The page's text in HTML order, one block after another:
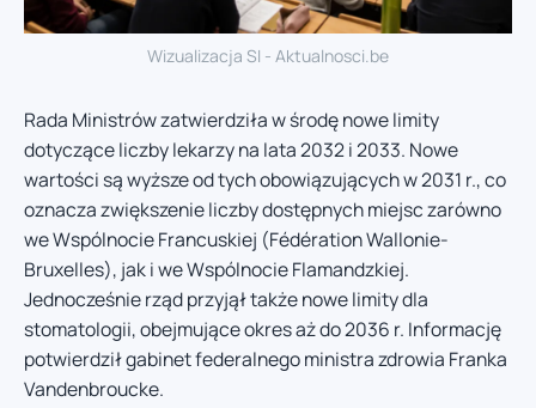
Wizualizacja SI - Aktualnosci.be
Rada Ministrów zatwierdziła w środę nowe limity
dotyczące liczby lekarzy na lata 2032 i 2033. Nowe
wartości są wyższe od tych obowiązujących w 2031 r., co
oznacza zwiększenie liczby dostępnych miejsc zarówno
we Wspólnocie Francuskiej (Fédération Wallonie-
Bruxelles), jak i we Wspólnocie Flamandzkiej.
Jednocześnie rząd przyjął także nowe limity dla
stomatologii, obejmujące okres aż do 2036 r. Informację
potwierdził gabinet federalnego ministra zdrowia Franka
Vandenbroucke.